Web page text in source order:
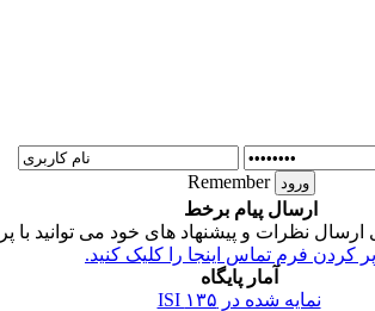
Remember
ارسال پیام برخط
نظرات و پیشنهاد های خود می توانید با
کردن فرم تماس اینجا را کلیک کنید.
آمار پایگاه
نمایه شده در ISI ۱۳۵